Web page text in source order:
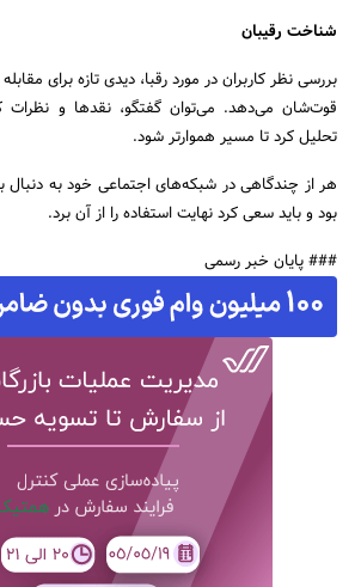
شناخت رقیبان
بررسی نظر کاربران در مورد رقبا، دیدی تازه برای
قوت‌شان می‌دهد. می‌توان گفتگو، نقدها و نظرات
تحلیل کرد تا مسیر هموارتر شود.
هر از چندگاهی در شبکه‌های اجتماعی خود به
بود و باید سعی کرد نهایت استفاده را از آن برد.
### پایان خبر رسمی